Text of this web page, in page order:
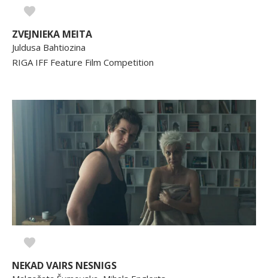
ZVEJNIEKA MEITA
Juldusa Bahtiozina
RIGA IFF Feature Film Competition
NEKAD VAIRS NESNIGS